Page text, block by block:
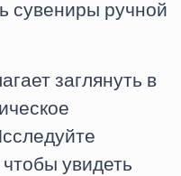
сувениры ручной
заглянуть в
увидеть